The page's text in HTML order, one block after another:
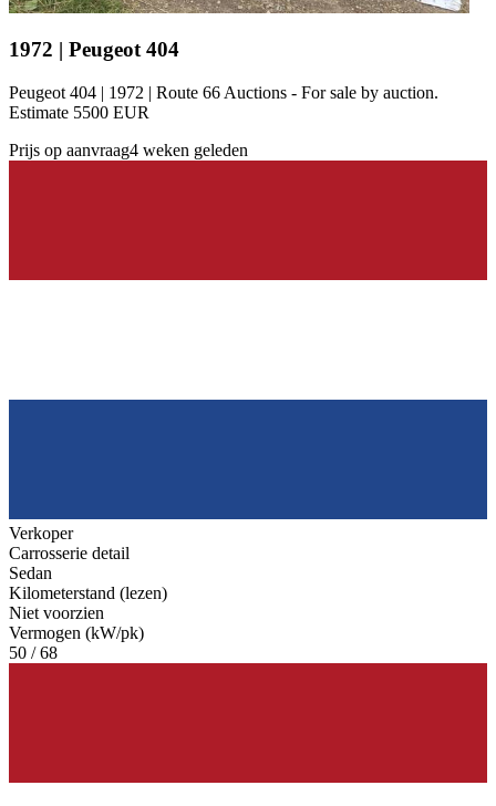
1972 | Peugeot 404
Peugeot 404 | 1972 | Route 66 Auctions - For sale by auction.
Estimate 5500 EUR
Prijs op aanvraag4 weken geleden
Verkoper
Carrosserie detail
Sedan
Kilometerstand (lezen)
Niet voorzien
Vermogen (kW/pk)
50 / 68